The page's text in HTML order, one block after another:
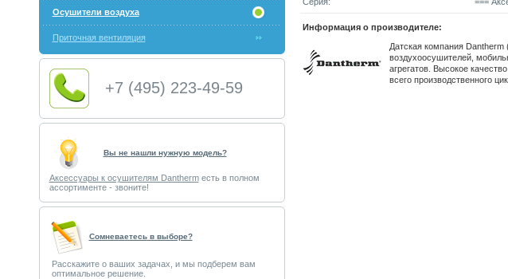
Осушители воздуха
Приточная вентиляция
+7 (495) 223-49-59
Вы не нашли нужную модель?
Аксессуары к осушителям Danthermесть в полном
ассортименте - звоните!
Cомневаетесь в выборе?
Расскажите о ваших задачах, и мы подберем вам
оптимальное решение.
Информация о производителе:
Датская компания Dantherm
воздухоосушителей,
агрегатов. Высокое
всего производственного